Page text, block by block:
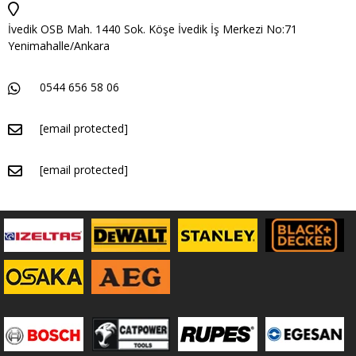
İvedik OSB Mah. 1440 Sok. Köşe İvedik İş Merkezi No:71
Yenimahalle/Ankara
0544 656 58 06
[email protected]
[email protected]